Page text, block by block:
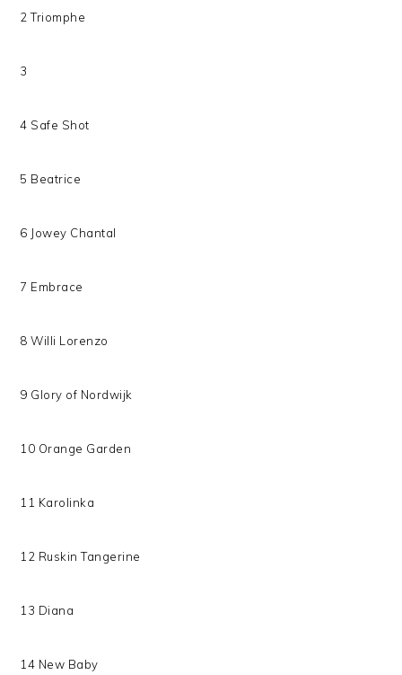
2 Triomphe
3
4 Safe Shot
5 Beatrice
6 Jowey Chantal
7 Embrace
8 Willi Lorenzo
9 Glory of Nordwijk
10 Orange Garden
11 Karolinka
12 Ruskin Tangerine
13 Diana
14 New Baby